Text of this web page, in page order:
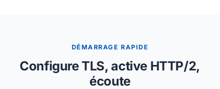
DÉMARRAGE RAPIDE
Configure TLS, active HTTP/2,
écoute